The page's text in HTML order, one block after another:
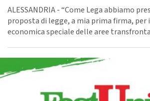
ALESSANDRIA - “Come Lega abbiamo
proposta di legge, a mia prima firma, per
economica speciale delle aree